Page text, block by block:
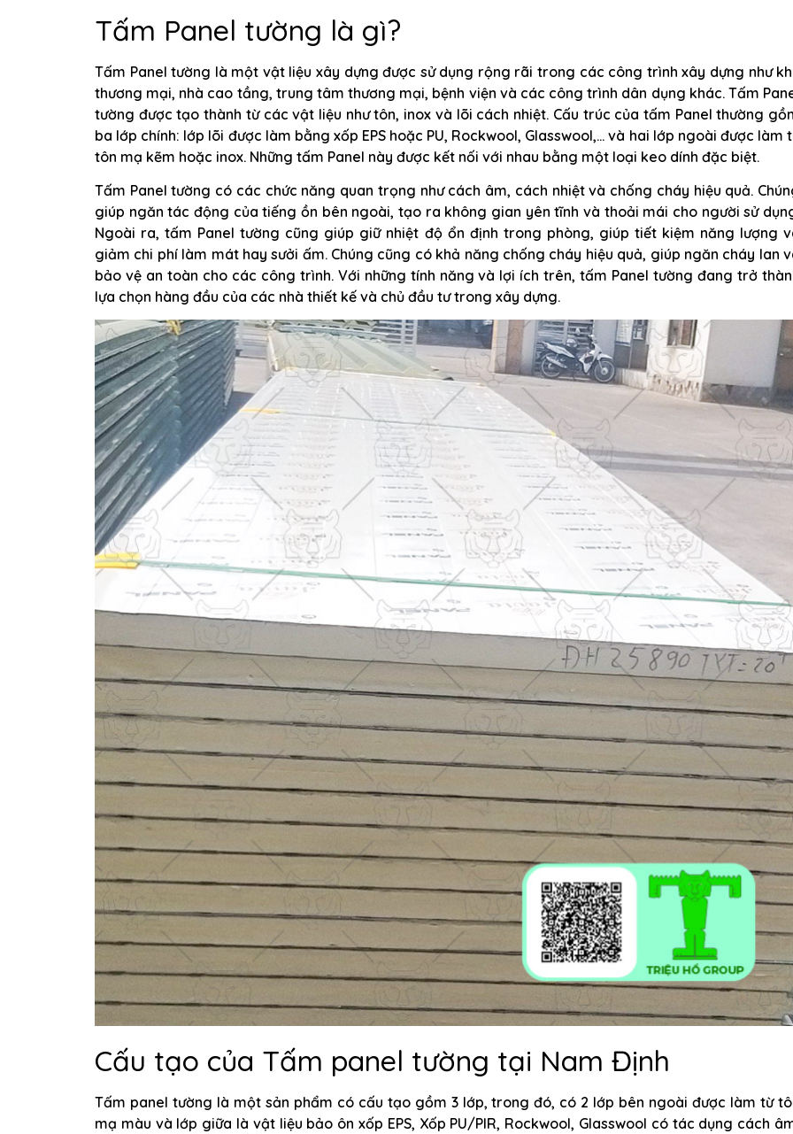
Tấm Panel tường là gì?
Tấm Panel tường là một vật liệu xây dựng được sử dụng rộng rãi trong các công trình xây dựng như
thương mại, nhà cao tầng, trung tâm thương mại, bệnh viện và các công trình dân dụng khác. Tấm
tường được tạo thành từ các vật liệu như tôn, inox và lõi cách nhiệt. Cấu trúc của tấm Panel thường
ba lớp chính: lớp lõi được làm bằng xốp EPS hoặc PU, Rockwool, Glasswool,… và hai lớp ngoài được làm
tôn mạ kẽm hoặc inox. Những tấm Panel này được kết nối với nhau bằng một loại keo dính đặc biệt.
Tấm Panel tường có các chức năng quan trọng như cách âm, cách nhiệt và chống cháy hiệu quả.
giúp ngăn tác động của tiếng ồn bên ngoài, tạo ra không gian yên tĩnh và thoải mái cho người sử
Ngoài ra, tấm Panel tường cũng giúp giữ nhiệt độ ổn định trong phòng, giúp tiết kiệm năng lượng
giảm chi phí làm mát hay sưởi ấm. Chúng cũng có khả năng chống cháy hiệu quả, giúp ngăn cháy lan
bảo vệ an toàn cho các công trình. Với những tính năng và lợi ích trên, tấm Panel tường đang trở
lựa chọn hàng đầu của các nhà thiết kế và chủ đầu tư trong xây dựng.
Cấu tạo của Tấm panel tường tại Nam Định
Tấm panel tường là một sản phẩm có cấu tạo gồm 3 lớp, trong đó, có 2 lớp bên ngoài được làm từ
mạ màu và lớp giữa là vật liệu bảo ôn xốp EPS, Xốp PU/PIR, Rockwool, Glasswool có tác dụng cách